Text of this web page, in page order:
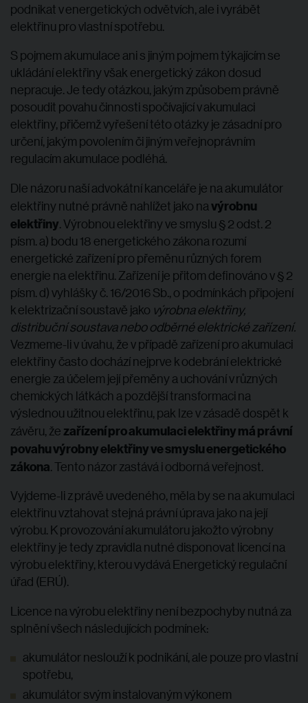
podnikat v energetických odvětvích, ale i vyrábět
elektřinu pro vlastní spotřebu.
S pojmem akumulace ani s jiným pojmem týkajícím se
ukládání elektřiny však energetický zákon dosud
nepracuje. Je tedy otázkou, jakým způsobem právně
posoudit povahu činnosti spočívající v akumulaci
elektřiny, přičemž vyřešení této otázky je zásadní pro
určení, jakým povolením či jiným veřejnoprávním
regulacím akumulace podléhá.
Dle názoru naší advokátní kanceláře je na akumulátor
elektřiny nutné právně nahlížet jako navýrobnu
elektřiny. Výrobnou elektřiny ve smyslu § 2 odst. 2
písm. a) bodu 18 energetického zákona rozumí
energetické zařízení pro přeměnu různých forem
energie na elektřinu. Zařízení je přitom definováno v § 2
písm. d) vyhlášky č. 16/2016 Sb., o podmínkách připojení
k elektrizační soustavě jako výrobna elektřiny,
distribuční soustava nebo odběrné elektrické zařízení.
Vezmeme-li v úvahu, že v případě zařízení pro akumulaci
elektřiny často dochází nejprve k odebrání elektrické
energie za účelem její přeměny a uchování v různých
chemických látkách a pozdější transformaci na
výslednou užitnou elektřinu, pak lze v zásadě dospět k
závěru, že zařízení pro akumulaci elektřiny má právní
povahu výrobny elektřiny ve smyslu energetického
zákona. Tento názor zastává i odborná veřejnost.
Vyjdeme-li z právě uvedeného, měla by se na akumulaci
elektřinu vztahovat stejná právní úprava jako na její
výrobu. K provozování akumulátoru jakožto výrobny
elektřiny je tedy zpravidla nutné disponovat licencí na
výrobu elektřiny, kterou vydává Energetický regulační
úřad (ERÚ).
Licence na výrobu elektřiny není bezpochyby nutná za
splnění všech následujících podmínek:
akumulátor neslouží k podnikání, ale pouze pro vlastní
spotřebu,
akumulátor svým instalovaným výkonem